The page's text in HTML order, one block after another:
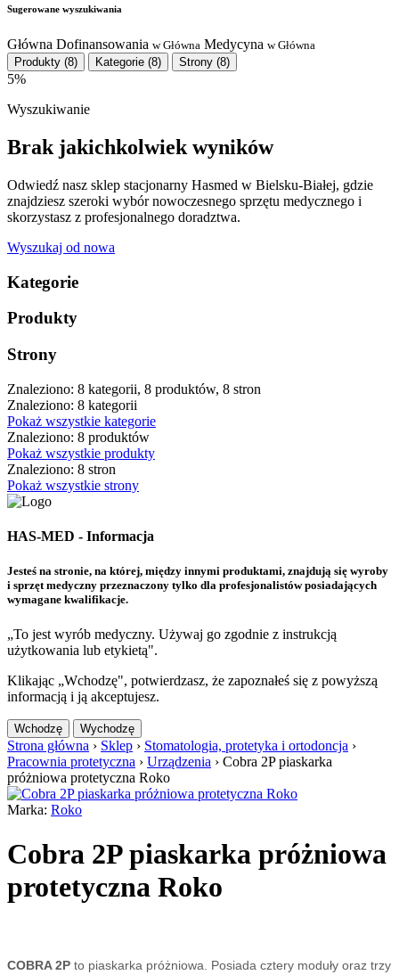
Sugerowane wyszukiwania
Główna Dofinansowania w Główna Medycyna w Główna
Produkty (8) Kategorie (8) Strony (8)
5%
Wyszukiwanie
Brak jakichkolwiek wyników
Odwiedź nasz sklep stacjonarny Hasmed w Bielsku-Białej, gdzie
znajdziesz szeroki wybór nowoczesnego sprzętu medycznego i
skorzystasz z profesjonalnego doradztwa.
Wyszukaj od nowa
Kategorie
Produkty
Strony
Znaleziono: 8 kategorii, 8 produktów, 8 stron
Znaleziono: 8 kategorii
Pokaż wszystkie kategorie
Znaleziono: 8 produktów
Pokaż wszystkie produkty
Znaleziono: 8 stron
Pokaż wszystkie strony
HAS-MED - Informacja
Jesteś na stronie, na której, między innymi produktami, znajdują się wyroby
i sprzęt medyczny przeznaczony tylko dla profesjonalistów posiadających
wymagane kwalifikacje.
„To jest wyrób medyczny. Używaj go zgodnie z instrukcją
użytkowania lub etykietą".
Klikając „Wchodzę", potwierdzasz, że zapoznałeś się z powyższą
informacją i ją akceptujesz.
Wchodzę Wychodzę
Strona główna › Sklep › Stomatologia, protetyka i ortodoncja ›
Pracownia protetyczna › Urządzenia › Cobra 2P piaskarka
próżniowa protetyczna Roko
Marka: Roko
Cobra 2P piaskarka próżniowa
protetyczna Roko
COBRA 2P to piaskarka próżniowa. Posiada cztery moduły oraz trzy